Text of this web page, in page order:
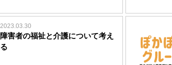
2023.03.30
障害者の福祉と介護について考え
る